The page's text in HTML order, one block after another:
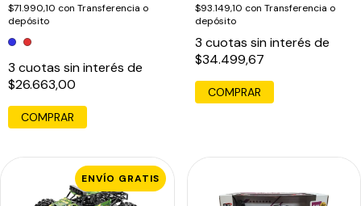
$71.990,10 con Transferencia o
depósito
3 cuotas sin interés de
$26.663,00
COMPRAR
$93.149,10 con Transferencia o
depósito
3 cuotas sin interés de
$34.499,67
COMPRAR
ENVÍO GRATIS